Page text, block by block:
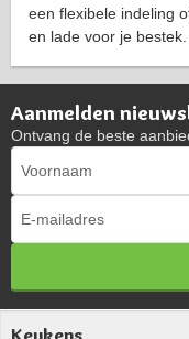
een flexibele indeling
en lade voor je bestek.
Aanmelden
Ontvang de beste
Keukens